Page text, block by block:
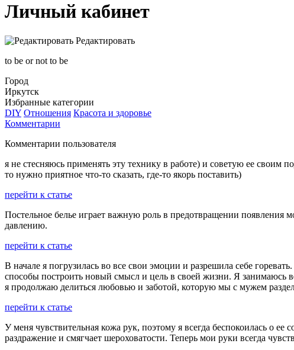
Личный кабинет
Редактировать
to be or not to be
Город
Иркутск
Избранные категории
DIY Отношения Красота и здоровье
Комментарии
Комментарии пользователя
я не стесняюсь применять эту технику в работе) и советую ее
то нужно приятное что-то сказать, где-то якорь поставить)
перейти к статье
Постельное белье играет важную роль в предотвращении
давлению.
перейти к статье
В начале я погрузилась во все свои эмоции и разрешила себе
способы построить новый смысл и цель в своей жизни. Я занимаюсь
я продолжаю делиться любовью и заботой, которую мы с мужем
перейти к статье
У меня чувствительная кожа рук, поэтому я всегда беспокоилась о
раздражение и смягчает шероховатости. Теперь мои руки всегда